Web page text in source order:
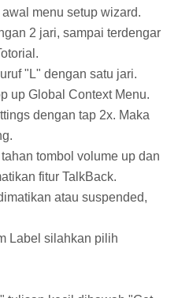
menu setup wizard.
2 jari, sampai terdengar
"L" dengan satu jari.
up Global Context Menu.
dengan tap 2x. Maka
tombol volume up dan
fitur TalkBack.
atau suspended,
Label silahkan pilih